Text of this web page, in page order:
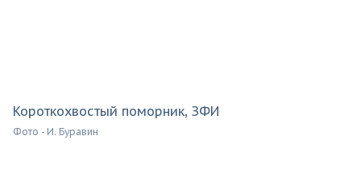
Короткохвостый поморник, ЗФИ
Фото - И. Буравин